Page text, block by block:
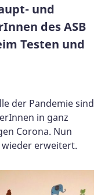
und
des ASB
Testen und
der Pandemie sind
in ganz
Corona. Nun
erweitert.